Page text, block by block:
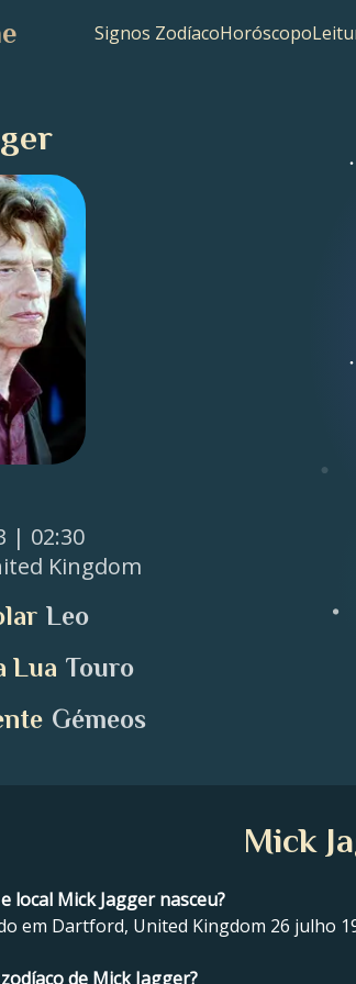
Signos ZodíacoHoróscopo
| 02:30
Kingdom
Leo
Lua Touro
Gémeos
Mick
local Mick Jagger nasceu?
em Dartford, United Kingdom 26 julho
de Mick Jagger?